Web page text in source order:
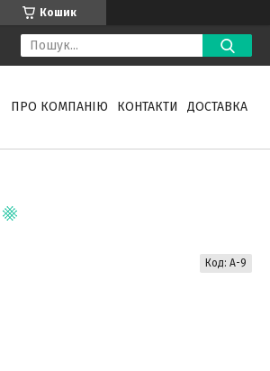
Кошик
ПРО КОМПАНІЮ КОНТАКТИ ДОСТАВКА
Код: А-9